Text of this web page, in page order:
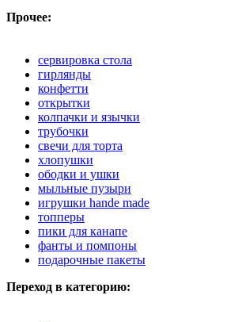
Прочее:
сервировка стола
гирлянды
конфетти
открытки
колпачки и язычки
трубочки
свечи для торта
хлопушки
ободки и ушки
мыльные пузыри
игрушки hande made
топперы
пики для канапе
фанты и помпоны
подарочные пакеты
Переход в категорию: